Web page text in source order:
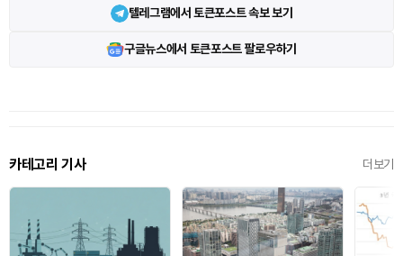
텔레그램에서 토큰포스트 속보 보기
구글뉴스에서 토큰포스트 팔로우하기
카테고리 기사 더보기